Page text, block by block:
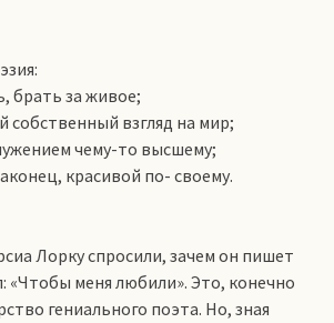
брать за живое;
собственный взгляд на мир;
чему-то высшему;
красивой по- своему.
Лорку спросили, зачем он пишет
«Чтобы меня любили». Это, конечно
гениального поэта. Но, зная